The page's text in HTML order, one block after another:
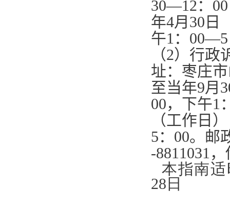
30—12： 00
年4月 30 日
午1 ： 00—5
（2）行政
址：枣庄
至当年9月
00，下午1
（工作日
5： 00。邮
-8811031
本指南
28日